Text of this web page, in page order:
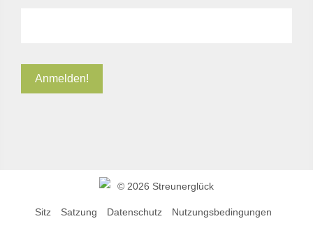
© 2026 Streunerglück
Sitz Satzung Datenschutz
Nutzungsbedingungen